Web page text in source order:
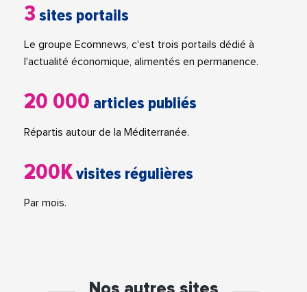
3 sites portails
Le groupe Ecomnews, c'est trois portails dédié à
l'actualité économique, alimentés en permanence.
20 000 articles publiés
Répartis autour de la Méditerranée.
200Kvisites régulières
Par mois.